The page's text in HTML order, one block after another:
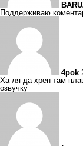
Поддерживаю
4pok
Ха ля да хрен там
озвучку